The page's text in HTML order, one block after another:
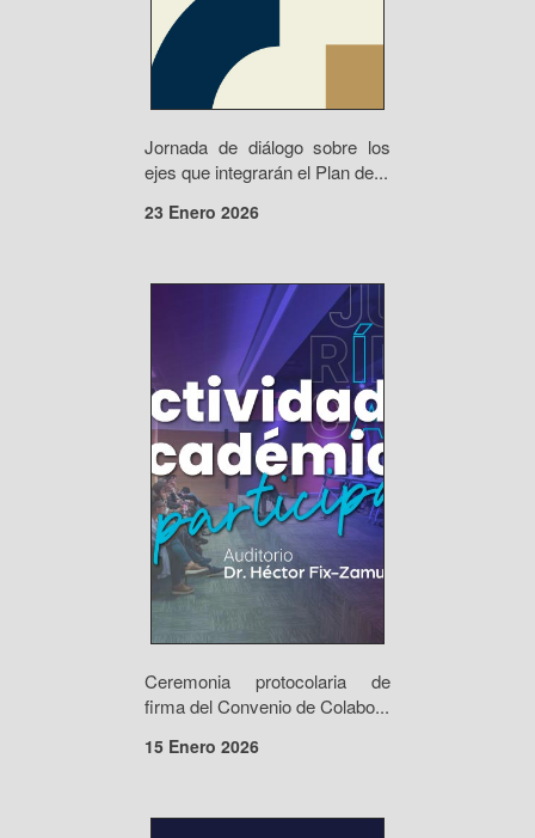
Jornada de diálogo sobre los
ejes que integrarán el Plan de...
23 Enero 2026
Ceremonia protocolaria de
firma del Convenio de Colabo...
15 Enero 2026